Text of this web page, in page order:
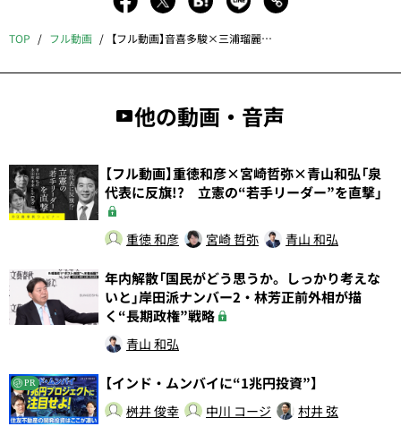
TOP フル動画 【フル動画】音喜多駿×三浦瑠麗×青山和弘「選挙で連敗！ 維新の勢いは限界か？ 青山和弘の永田町未来café」
他の動画・音声
【フル動画】重徳和彦×宮崎哲弥×青山和弘「泉
代表に反旗!? 立憲の“若手リーダー”を直撃」
重徳 和彦 宮崎 哲弥 青山 和弘
年内解散「国民がどう思うか。しっかり考えな
いと」岸田派ナンバー2・林芳正前外相が描
く“長期政権”戦略
青山 和弘
PR 【インド・ムンバイに“1兆円投資”】
桝井 俊幸 中川 コージ 村井 弦